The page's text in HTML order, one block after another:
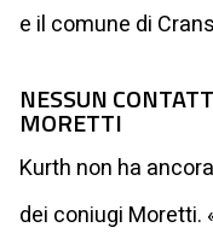
e il comune di
NESSUN
MORETTI
Kurth non ha
dei coniugi Moretti.